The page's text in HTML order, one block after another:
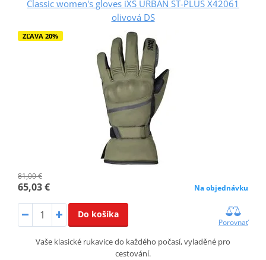
Classic women's gloves iXS URBAN ST-PLUS X42061
olivová DS
ZĽAVA 20%
81,00 €
65,03 € Na objednávku
Do košíka
Porovnať
Vaše klasické rukavice do každého počasí, vyladěné pro
cestování.